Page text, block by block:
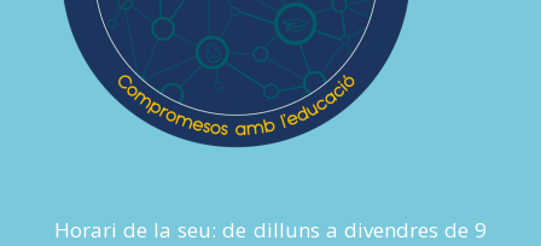
Horari de la seu: de dilluns a divendres de 9